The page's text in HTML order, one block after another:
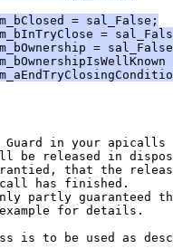
= sal_False;
=
=